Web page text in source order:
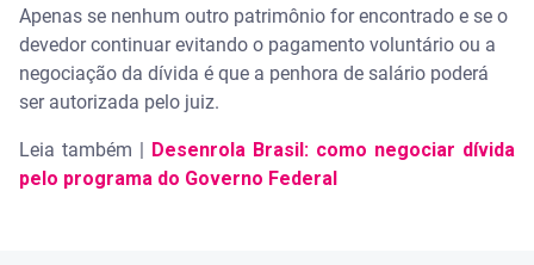
Apenas se nenhum outro patrimônio for encontrado e se o
devedor continuar evitando o pagamento voluntário ou a
negociação da dívida é que a penhora de salário poderá
ser autorizada pelo juiz.
Leia também |
Desenrola Brasil: como negociar dívida
pelo programa do Governo Federal